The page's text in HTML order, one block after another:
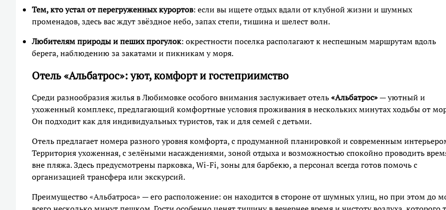
Тем, кто устал от перегруженных курортов: если вы ищете отдых вдали от клубной жизни и шумных
променадов, здесь вас ждут звёздное небо, запах степи, тишина и шелест волн.
Любителям природы и пеших прогулок: окрестности поселка располагают к неспешным маршрутам вдоль
берега, наблюдению за закатами и пикникам у моря.
Отель «Альбатрос»: уют, комфорт и гостеприимство
Среди разнообразия жилья в Любимовке особого внимания заслуживает отель«Альбатрос»— уютный и
ухоженный комплекс, предлагающий комфортные условия проживания в нескольких минутах ходьбы от
Он подходит как для индивидуальных туристов, так и для семей с детьми.
Отель предлагает номера разного уровня комфорта, с продуманной планировкой и современным
Территория ухоженная, с зелёными насаждениями, зоной отдыха и возможностью спокойно проводить
вне пляжа. Здесь предусмотрены парковка, Wi-Fi, зоны для барбекю, а персонал всегда готов помочь с
организацией трансфера или экскурсий.
Преимущество «Альбатроса» — его расположение: он находится в стороне от шумных улиц, но при этом до